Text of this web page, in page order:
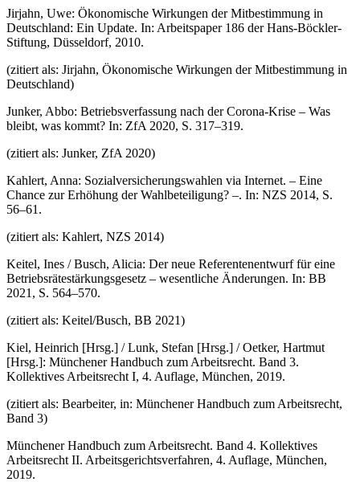
Jirjahn, Uwe: Ökonomische Wirkungen der Mitbestimmung in
Deutschland: Ein Update. In: Arbeitspaper 186 der Hans-Böckler-
Stiftung, Düsseldorf, 2010.
(zitiert als: Jirjahn, Ökonomische Wirkungen der Mitbestimmung in
Deutschland)
Junker, Abbo: Betriebsverfassung nach der Corona-Krise – Was
bleibt, was kommt? In: ZfA 2020, S. 317–319.
(zitiert als: Junker, ZfA 2020)
Kahlert, Anna: Sozialversicherungswahlen via Internet. – Eine
Chance zur Erhöhung der Wahlbeteiligung? –. In: NZS 2014, S.
56–61.
(zitiert als: Kahlert, NZS 2014)
Keitel, Ines / Busch, Alicia: Der neue Referentenentwurf für eine
Betriebsrätestärkungsgesetz – wesentliche Änderungen. In: BB
2021, S. 564–570.
(zitiert als: Keitel/Busch, BB 2021)
Kiel, Heinrich [Hrsg.] / Lunk, Stefan [Hrsg.] / Oetker, Hartmut
[Hrsg.]: Münchener Handbuch zum Arbeitsrecht. Band 3.
Kollektives Arbeitsrecht I, 4. Auflage, München, 2019.
(zitiert als: Bearbeiter, in: Münchener Handbuch zum Arbeitsrecht,
Band 3)
Münchener Handbuch zum Arbeitsrecht. Band 4. Kollektives
Arbeitsrecht II. Arbeitsgerichtsverfahren, 4. Auflage, München,
2019.